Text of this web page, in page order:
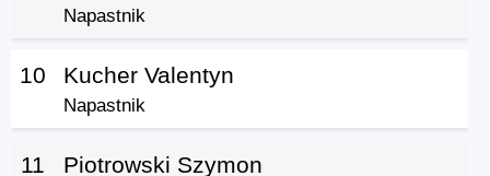
Napastnik
10 Kucher Valentyn
Napastnik
11 Piotrowski Szymon